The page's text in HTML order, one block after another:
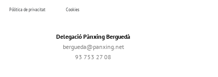
Pólitica de privacitat Cookies
Delegació Pànxing Berguedà
bergueda@panxing.net
93 753 27 08